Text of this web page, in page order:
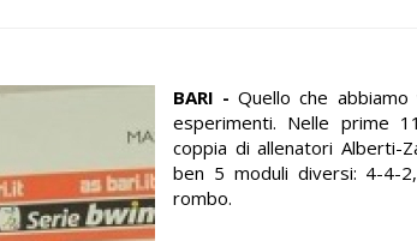
BARI - Quello che
esperimenti. Nelle prime
coppia di allenatori Alberti-
ben 5 moduli diversi: 4-
rombo.